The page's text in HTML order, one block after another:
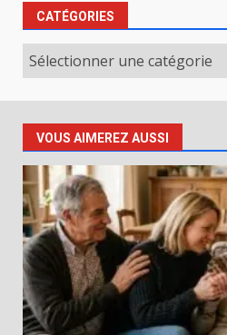
CATÉGORIES
Catégories
VOUS AIMEREZ AUSSI